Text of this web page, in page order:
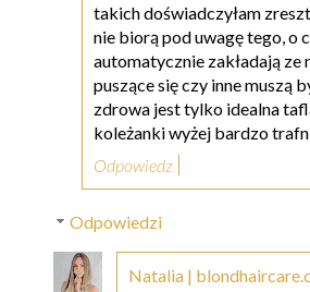
takich doświadczyłam
nie biorą pod uwagę tego, o
automatycznie zakładają ze
puszące się czy inne muszą
zdrowa jest tylko idealna
koleżanki wyżej bardzo
Odpowiedz
Odpowiedzi
Natalia |